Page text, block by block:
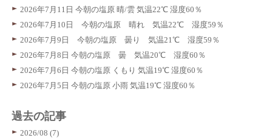
2026年7月11日 今朝の塩原 晴/雲 気温22℃ 湿度60％
2026年7月10日 今朝の塩原 晴れ 気温22℃ 湿度59％
2026年7月9日 今朝の塩原 曇り 気温21℃ 湿度59％
2026年7月8日 今朝の塩原 曇 気温20℃ 湿度60％
2026年7月6日 今朝の塩原 くもり 気温19℃ 湿度60％
2026年7月5日 今朝の塩原 小雨 気温19℃ 湿度60％
過去の記事
2026/08 (7)